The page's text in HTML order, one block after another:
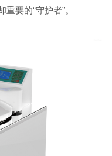
要的“守护者”。